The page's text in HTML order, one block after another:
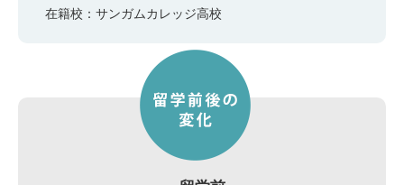
在籍校：サンガムカレッジ高校